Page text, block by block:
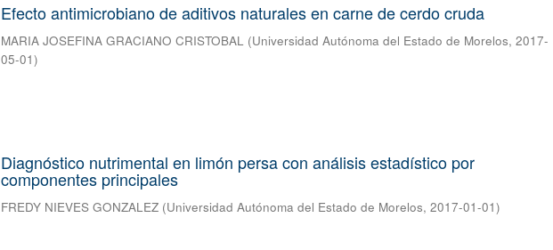
Efecto antimicrobiano de aditivos naturales en carne de cerdo cruda
MARIA JOSEFINA GRACIANO CRISTOBAL (Universidad Autónoma del Estado de Morelos,2017-
05-01)
Diagnóstico nutrimental en limón persa con análisis estadístico por
componentes principales
FREDY NIEVES GONZALEZ (Universidad Autónoma del Estado de Morelos,2017-01-01)